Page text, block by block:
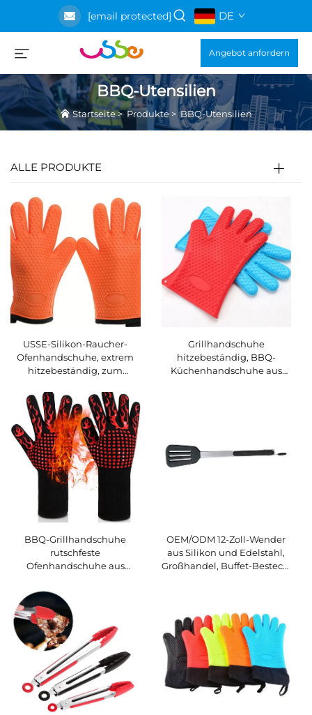
[email protected] DE
Angebot anfordern
BBQ-Utensilien
Startseite>Produkte >BBQ-Utensilien
ALLE PRODUKTE
USSE-Silikon-Raucher-
Ofenhandschuhe, extrem
hitzebeständig, zum
Fritteuse und Grillgrube,
wasserdichte Grill- und
BBQ-Handschuhe
Grillhandschuhe
hitzebeständig, BBQ-
Küchenhandschuhe aus
BBQ-Grillhandschuhe
rutschfeste
Ofenhandschuhe aus
Küchenuntersetzer
(Potholder),
hitzebeständige
Ofenhandschuhe bis 1472 °F
für das Kochen beim Grillen
OEM/ODM 12-Zoll-Wender
aus Silikon und Edelstahl,
Großhandel, Buffet-Besteck,